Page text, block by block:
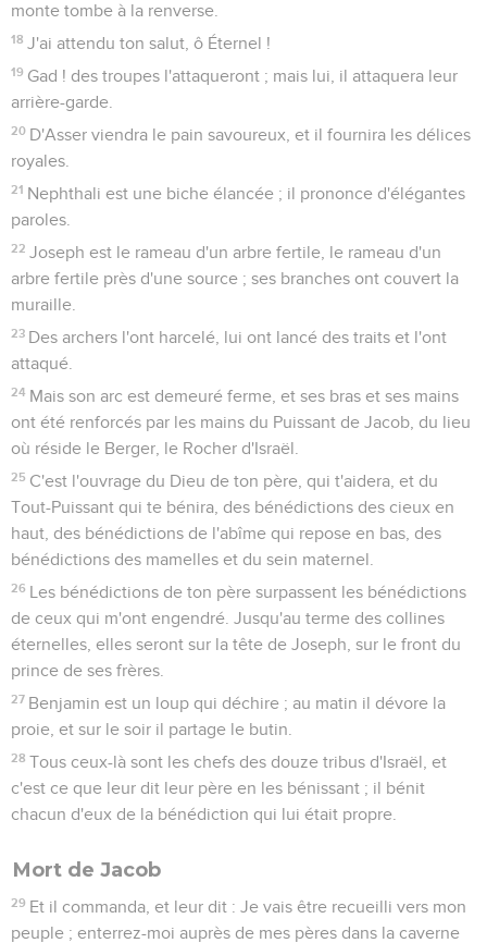
monte tombe à la renverse.
18 J'ai attendu ton salut, ô Éternel !
19 Gad ! des troupes l'attaqueront ; mais lui, il attaquera leur
arrière-garde.
20 D'Asser viendra le pain savoureux, et il fournira les délices
royales.
21 Nephthali est une biche élancée ; il prononce d'élégantes
paroles.
22 Joseph est le rameau d'un arbre fertile, le rameau d'un
arbre fertile près d'une source ; ses branches ont couvert la
muraille.
23 Des archers l'ont harcelé, lui ont lancé des traits et l'ont
attaqué.
24 Mais son arc est demeuré ferme, et ses bras et ses mains
ont été renforcés par les mains du Puissant de Jacob, du lieu
où réside le Berger, le Rocher d'Israël.
25 C'est l'ouvrage du Dieu de ton père, qui t'aidera, et du
Tout-Puissant qui te bénira, des bénédictions des cieux en
haut, des bénédictions de l'abîme qui repose en bas, des
bénédictions des mamelles et du sein maternel.
26 Les bénédictions de ton père surpassent les bénédictions
de ceux qui m'ont engendré. Jusqu'au terme des collines
éternelles, elles seront sur la tête de Joseph, sur le front du
prince de ses frères.
27 Benjamin est un loup qui déchire ; au matin il dévore la
proie, et sur le soir il partage le butin.
28 Tous ceux-là sont les chefs des douze tribus d'Israël, et
c'est ce que leur dit leur père en les bénissant ; il bénit
chacun d'eux de la bénédiction qui lui était propre.
Mort de Jacob
29 Et il commanda, et leur dit : Je vais être recueilli vers mon
peuple ; enterrez-moi auprès de mes pères dans la caverne